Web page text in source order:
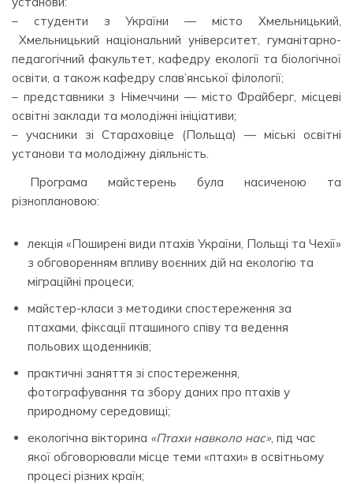
– студенти з України — місто Хмельницький,
Хмельницький національний університет, гуманітарно-
педагогічний факультет, кафедру екології та біологічної
освіти, а також кафедру слав’янської філології;
– представники з Німеччини — місто Фрайберг, місцеві
освітні заклади та молодіжні ініціативи;
– учасники зі Стараховіце (Польща) — міські освітні
установи та молодіжну діяльність.
Програма майстерень була насиченою та
різноплановою:
лекція «Поширені види птахів України, Польщі та Чехії»
з обговоренням впливу воєнних дій на екологію та
міграційні процеси;
майстер-класи з методики спостереження за
птахами, фіксації пташиного співу та ведення
польових щоденників;
практичні заняття зі спостереження,
фотографування та збору даних про птахів у
природному середовищі;
екологічна вікторина «Птахи навколо нас» , під час
якої обговорювали місце теми «птахи» в освітньому
процесі різних країн;